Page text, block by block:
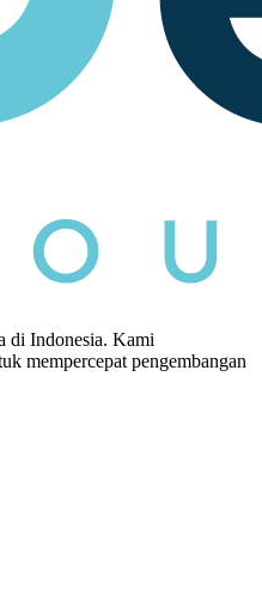
di Indonesia. Kami
mempercepat pengembangan